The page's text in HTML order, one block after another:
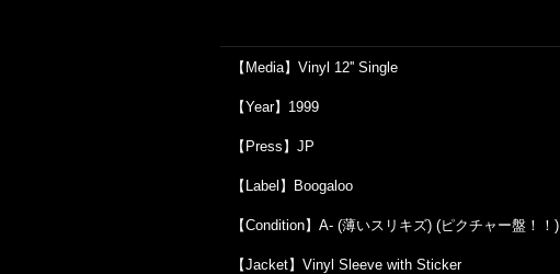
【Media】Vinyl 12'' Single
【Year】1999
【Press】JP
【Label】Boogaloo
【Condition】A- (薄いスリキズ) (ピクチャー盤！！)
【Jacket】Vinyl Sleeve with Sticker